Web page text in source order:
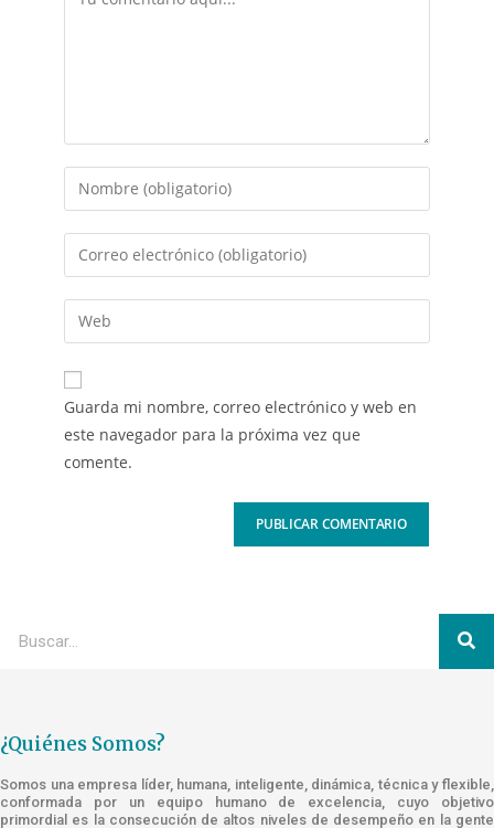
Guarda mi nombre, correo electrónico y web en
este navegador para la próxima vez que
comente.
¿Quiénes Somos?
Somos una empresa líder, humana, inteligente, dinámica, técnica y flexible,
conformada por un equipo humano de excelencia, cuyo objetivo
primordial es la consecución de altos niveles de desempeño en la gente